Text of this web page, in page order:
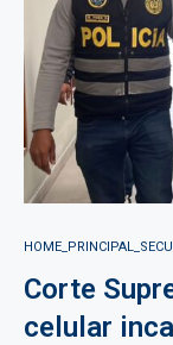
Corte
celular